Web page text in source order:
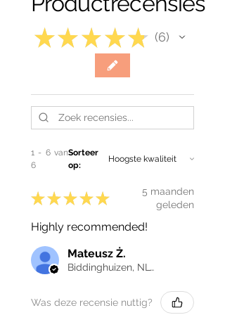
★ ★ ★ ★ ★ 6
6
1 - 6 van
6
Sorteer
op:
★ ★ ★ ★ ★
5 maanden
geleden
Highly recommended!
Mateusz Ż.
Biddinghuizen, NL-FL
Was deze recensie nuttig?